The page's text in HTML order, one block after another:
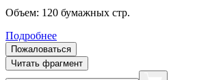
Объем: 120 бумажных стр.
Подробнее
Пожаловаться
Читать фрагмент